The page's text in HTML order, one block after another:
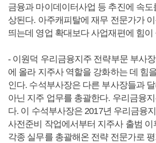
금융과 마이데이터사업 등 추진에 속도
상된다. 아주캐피탈에 재무 전문가가 이
띄는데 영업 확대보다 사업재편에 힘이
- 이원덕 우리금융지주 전략부문 부사
에 올라 지주사 역할을 강화하는 데 힘
인다. 수석부사장은 다른 부사장들과 달
아닌 지주 업무를 총괄한다. 우리금융지
다. 이 수석부사장은 2017년 우리금융
사전준비 작업에서부터 지주사 출범 이
각종 실무를 총괄해온 전략 전문가로